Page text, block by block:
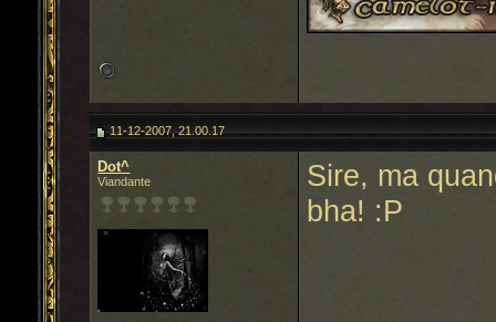
11-12-2007, 21.00.17
Dot^
Viandante
Sire, ma
bha! :P